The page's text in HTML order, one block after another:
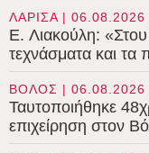
ΛΑΡΙΣΑ | 06.08.2026
E. Λιακούλη:
τεχνάσματα και τα
ΒΟΛΟΣ | 06.08.2026
Ταυτοποιήθηκε
επιχείρηση στον